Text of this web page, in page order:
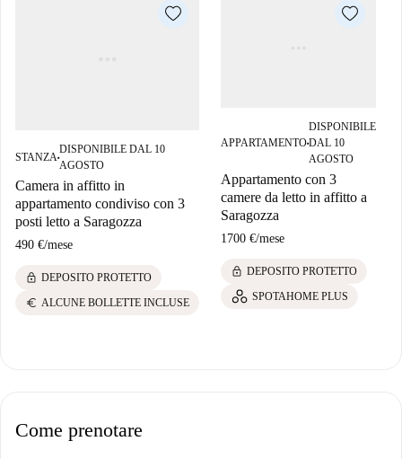
STANZA■
DISPONIBILE DAL 10
AGOSTO
Camera in affitto in
appartamento condiviso con 3
posti letto a Saragozza
490 €/mese
lock DEPOSITO PROTETTO
euro ALCUNE BOLLETTE INCLUSE
APPARTAMENTO■
DISPONIBILE
DAL 10
AGOSTO
Appartamento con 3
camere da letto in affitto a
Saragozza
1700 €/mese
lock DEPOSITO PROTETTO
SPOTAHOME PLUS
Come prenotare